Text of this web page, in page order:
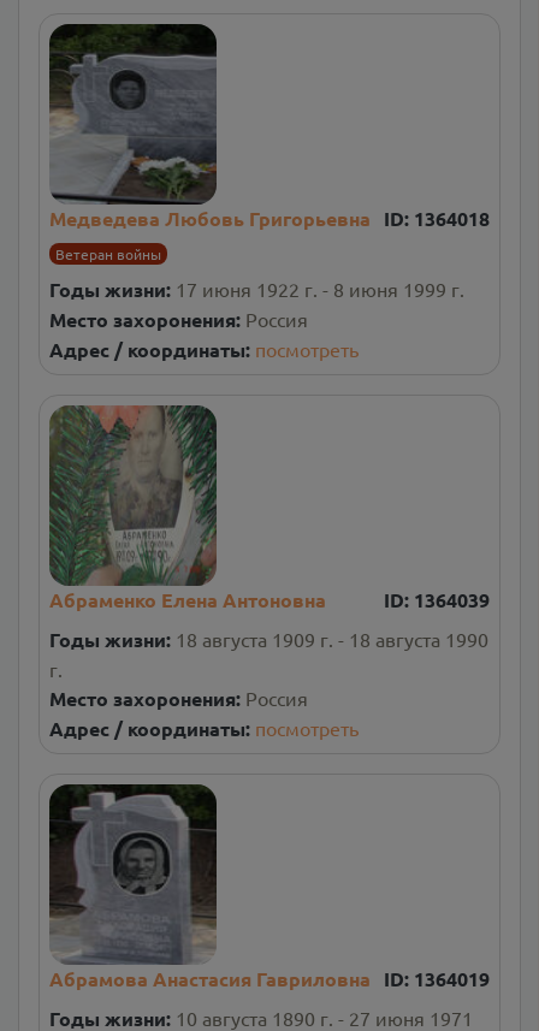
Медведева Любовь Григорьевна ID: 1364018
Ветеран войны
Годы жизни: 17 июня 1922 г. - 8 июня 1999 г.
Место захоронения: Россия
Адрес / координаты: посмотреть
Абраменко Елена Антоновна ID: 1364039
Годы жизни: 18 августа 1909 г. - 18 августа 1990
г.
Место захоронения: Россия
Адрес / координаты: посмотреть
Абрамова Анастасия Гавриловна ID: 1364019
Годы жизни: 10 августа 1890 г. - 27 июня 1971